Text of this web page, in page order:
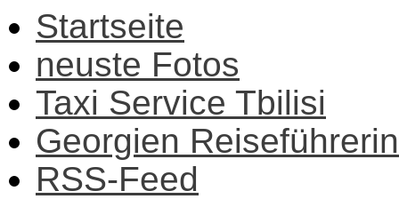
Startseite
neuste Fotos
Taxi Service Tbilisi
Georgien Reiseführerin
RSS-Feed